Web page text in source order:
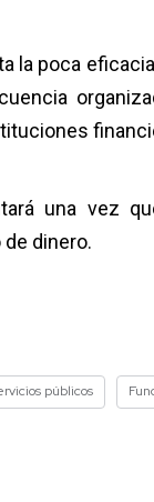
la poca
una vez
dinero.
públicos